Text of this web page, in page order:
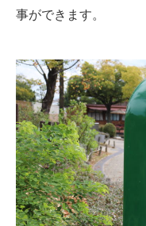
事ができます。